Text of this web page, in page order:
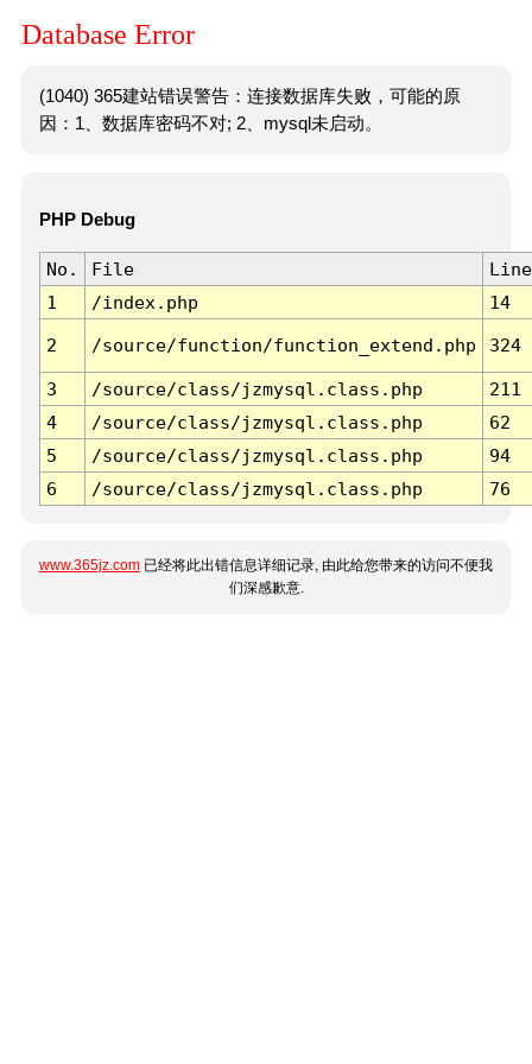
Database Error
(1040) 365建站错误警告：连接数据库失败，可能的原
因：1、数据库密码不对; 2、mysql未启动。
PHP Debug
No. File
Line
1
/index.php 14
2 /source/function/function_extend.php 324
3 /source/class/jzmysql.class.php
211
4
/source/class/jzmysql.class.php
62
5
/source/class/jzmysql.class.php
94
6
/source/class/jzmysql.class.php 76
www.365jz.com 已经将此出错信息详细记录, 由此给您带来的访问不便我
们深感歉意.